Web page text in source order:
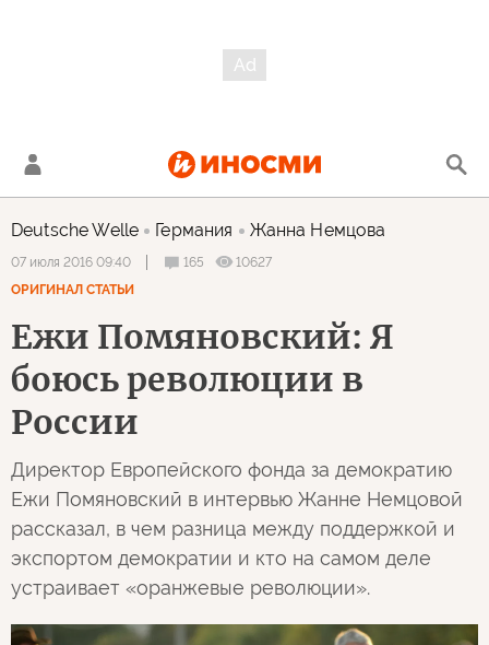
Deutsche Welle Германия Жанна Немцова
07 июля 2016 09:40 165
10627
ОРИГИНАЛ СТАТЬИ
Ежи Помяновский: Я
боюсь революции в
России
Директор Европейского фонда за демократию
Ежи Помяновский в интервью Жанне Немцовой
рассказал, в чем разница между поддержкой и
экспортом демократии и кто на самом деле
устраивает «оранжевые революции».